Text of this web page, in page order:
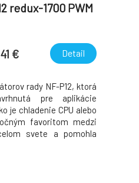
redux-1700 PWM
€ Detail
rady NF-P12, ktorá
pre aplikácie
je chladenie CPU alebo
favoritom medzi
svete a pomohla